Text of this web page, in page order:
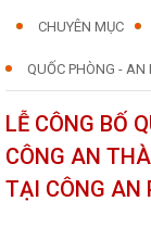
CHUYÊN MỤC
QUỐC PHÒNG - AN
LỄ CÔNG BỐ
CÔNG AN
TẠI CÔNG AN